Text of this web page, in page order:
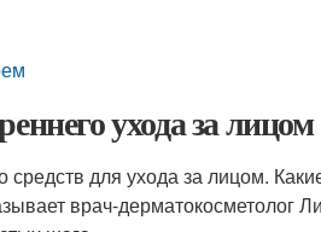
ухода за лицом
средств для ухода за лицом.
врач-дерматокосметолог